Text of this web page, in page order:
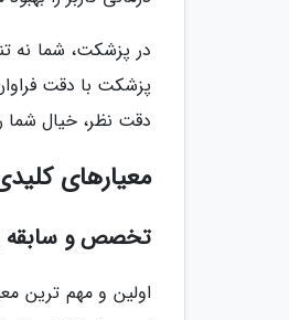
در پزشکت، شما نه
پزشکت با دقت
دقت نظر، خیال شما
معیارهای
تخصص و سابقه
اولین و مهم ترین